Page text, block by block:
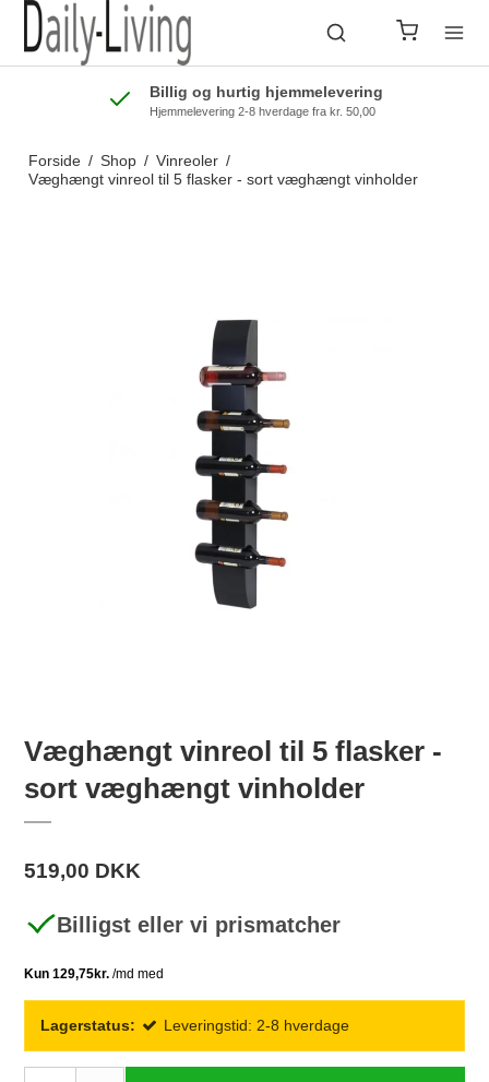
Billig og hurtig hjemmelevering
Hjemmelevering 2-8 hverdage fra kr. 50,00
Forside / Shop / Vinreoler /
Væghængt vinreol til 5 flasker - sort væghængt vinholder
Væghængt vinreol til 5 flasker -
sort væghængt vinholder
519,00 DKK
Billigst eller vi prismatcher
Lagerstatus: Leveringstid: 2-8 hverdage